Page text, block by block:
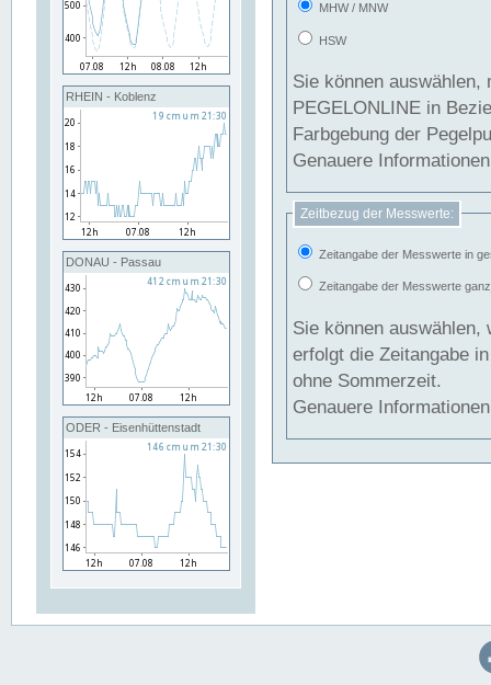
RHEIN - Koblenz
DONAU - Passau
ODER - Eisenhüttenstadt
MHW / MNW
HSW
Sie können
PEGELONLINE in Beziehung
Farbgebung der
Genauere
Zeitbezug der Messwerte:
Zeitangabe der Messwerte in
Zeitangabe der Messwerte
Sie können auswählen,
erfolgt die Zeitangabe
ohne Sommerzeit.
Genauere